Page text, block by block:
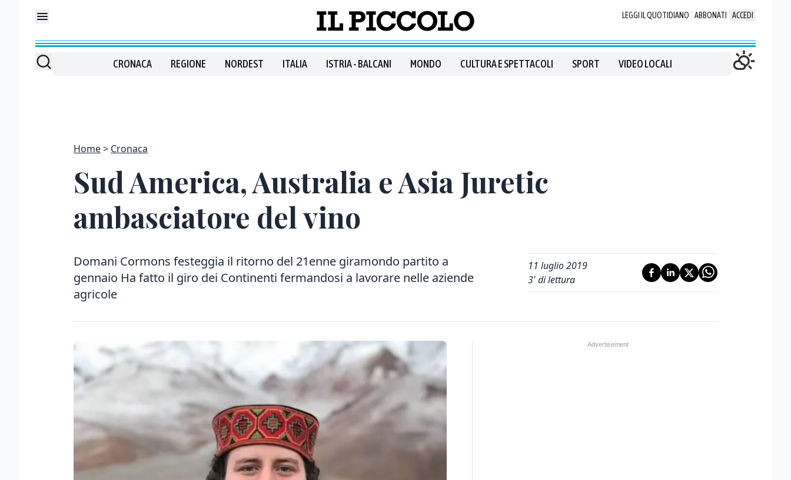
LEGGI IL QUOTIDIANO ABBONATI ACCEDI
CRONACA REGIONE NORDEST ITALIA ISTRIA - BALCANI MONDO CULTURA E SPETTACOLI SPORT VIDEO LOCALI
Home Cronaca
Sud America, Australia e Asia Juretic
ambasciatore del vino
Domani Cormons festeggia il ritorno del 21enne giramondo partito a
gennaio Ha fatto il giro dei Continenti fermandosi a lavorare nelle aziende
agricole
11 luglio 2019
3' di lettura